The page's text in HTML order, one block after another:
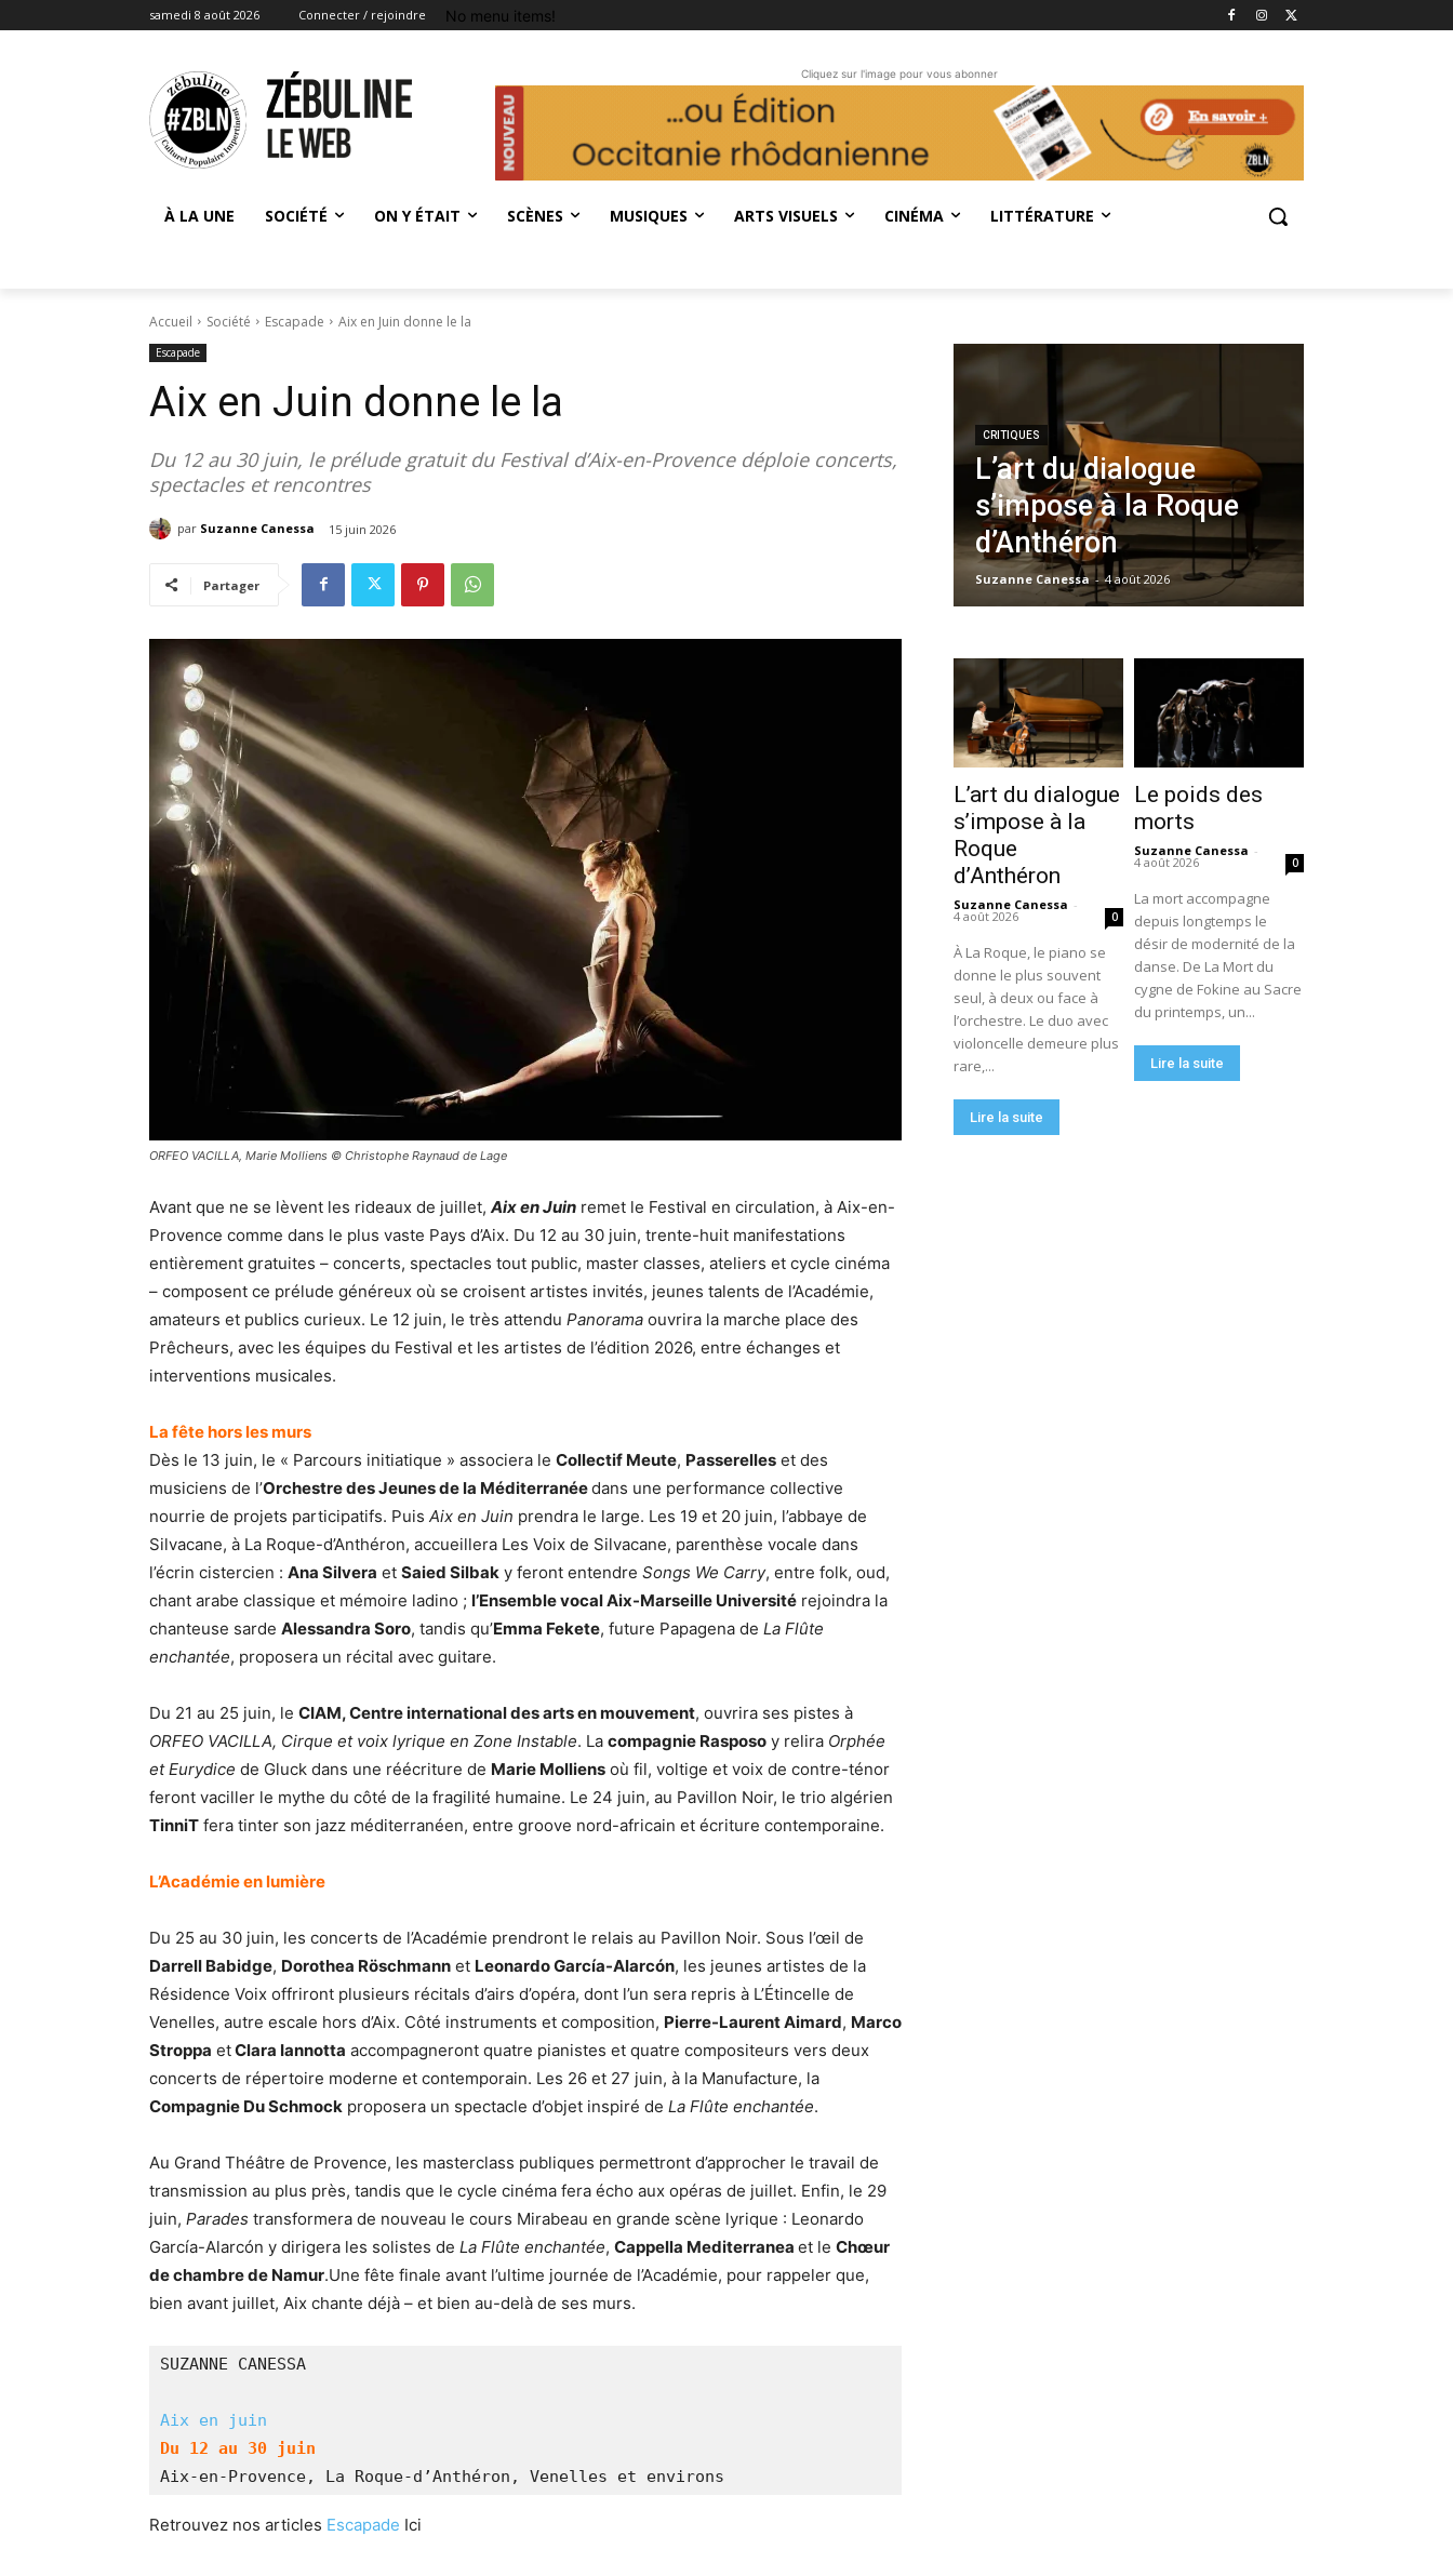
samedi 8 août 2026 Connecter / rejoindre No menu items!
Cliquez sur l'image pour vous abonner
À LA UNE SOCIÉTÉ ON Y ÉTAIT SCÈNES MUSIQUES ARTS VISUELS CINÉMA LITTÉRATURE
Accueil Société Escapade Aix en Juin donne le la
Escapade
Aix en Juin donne le la
Du 12 au 30 juin, le prélude gratuit du Festival d’Aix-en-Provence déploie concerts,
spectacles et rencontres
par Suzanne Canessa 15 juin 2026
Partager
ORFEO VACILLA, Marie Molliens © Christophe Raynaud de Lage
Avant que ne se lèvent les rideaux de juillet, Aix en Juin remet le Festival en circulation, à Aix-en-
Provence comme dans le plus vaste Pays d’Aix. Du 12 au 30 juin, trente-huit manifestations
entièrement gratuites – concerts, spectacles tout public, master classes, ateliers et cycle cinéma
– composent ce prélude généreux où se croisent artistes invités, jeunes talents de l’Académie,
amateurs et publics curieux. Le 12 juin, le très attendu Panorama ouvrira la marche place des
Prêcheurs, avec les équipes du Festival et les artistes de l’édition 2026, entre échanges et
interventions musicales.
La fête hors les murs
Dès le 13 juin, le « Parcours initiatique » associera le Collectif Meute, Passerelles et des
musiciens de l’Orchestre des Jeunes de la Méditerranéedans une performance collective
nourrie de projets participatifs. Puis Aix en Juin prendra le large. Les 19 et 20 juin, l’abbaye de
Silvacane, à La Roque-d’Anthéron, accueillera Les Voix de Silvacane, parenthèse vocale dans
l’écrin cistercien : Ana Silvera et Saied Silbak y feront entendre Songs We Carry, entre folk, oud,
chant arabe classique et mémoire ladino ; l’Ensemble vocal Aix-Marseille Université rejoindra la
chanteuse sarde Alessandra Soro, tandis qu’Emma Fekete, future Papagena de La Flûte
enchantée, proposera un récital avec guitare.
Du 21 au 25 juin, le CIAM, Centre international des arts en mouvement, ouvrira ses pistes à
ORFEO VACILLA, Cirque et voix lyrique en Zone Instable. La compagnie Rasposo y relira Orphée
et Eurydice de Gluck dans une réécriture de Marie Molliens où fil, voltige et voix de contre-ténor
feront vaciller le mythe du côté de la fragilité humaine. Le 24 juin, au Pavillon Noir, le trio algérien
TinniT fera tinter son jazz méditerranéen, entre groove nord-africain et écriture contemporaine.
L’Académie en lumière
Du 25 au 30 juin, les concerts de l’Académie prendront le relais au Pavillon Noir. Sous l’œil de
Darrell Babidge, Dorothea Röschmann et Leonardo García-Alarcón, les jeunes artistes de la
Résidence Voix offriront plusieurs récitals d’airs d’opéra, dont l’un sera repris à L’Étincelle de
Venelles, autre escale hors d’Aix. Côté instruments et composition, Pierre-Laurent Aimard, Marco
Stroppa etClara Iannotta accompagneront quatre pianistes et quatre compositeurs vers deux
concerts de répertoire moderne et contemporain. Les 26 et 27 juin, à la Manufacture, la
Compagnie Du Schmock proposera un spectacle d’objet inspiré de La Flûte enchantée.
Au Grand Théâtre de Provence, les masterclass publiques permettront d’approcher le travail de
transmission au plus près, tandis que le cycle cinéma fera écho aux opéras de juillet. Enfin, le 29
juin, Parades transformera de nouveau le cours Mirabeau en grande scène lyrique : Leonardo
García-Alarcón y dirigera les solistes de La Flûte enchantée, Cappella Mediterranea et le Chœur
de chambre de Namur.Une fête finale avant l’ultime journée de l’Académie, pour rappeler que,
bien avant juillet, Aix chante déjà – et bien au-delà de ses murs.
SUZANNE CANESSA
Aix en juin
Du 12 au 30 juin
Aix-en-Provence, La Roque-d’Anthéron, Venelles et environs
Retrouvez nos articles Escapade Ici
CRITIQUES
L’art du dialogue
s’impose à la Roque
d’Anthéron
Suzanne Canessa - 4 août 2026
L’art du dialogue
s’impose à la
Roque
d’Anthéron
Suzanne Canessa -
4 août 2026 0
À La Roque, le piano se
donne le plus souvent
seul, à deux ou face à
l’orchestre. Le duo avec
violoncelle demeure plus
rare,...
Lire la suite
Le poids des
morts
Suzanne Canessa -
4 août 2026 0
La mort accompagne
depuis longtemps le
désir de modernité de la
danse. De La Mort du
cygne de Fokine au Sacre
du printemps, un...
Lire la suite